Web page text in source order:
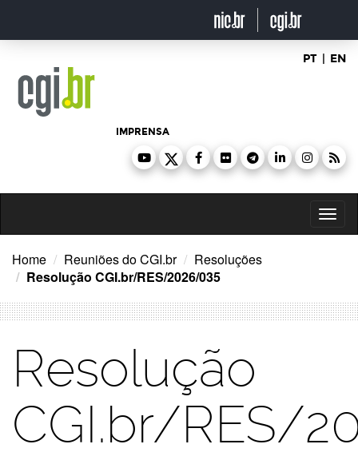
o
PT | EN
IMPRENSA
Home Reuniões do CGI.br
Resoluções
Resolução CGI.br/RES/2026/035
Resolução
CGI.br/RES/